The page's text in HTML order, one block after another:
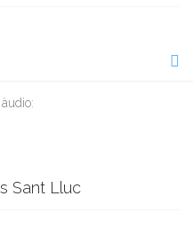
Sant Lluc